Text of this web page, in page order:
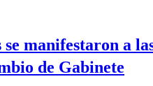
manifestaron a
de Gabinete